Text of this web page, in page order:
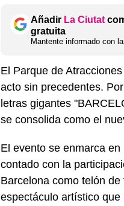
Añadir La Ciutat
gratuita
Mantente informado con
El Parque de
acto sin precedentes.
letras gigantes
se consolida como el
El evento se enmarca
contado con la
Barcelona como telón
espectáculo artístico